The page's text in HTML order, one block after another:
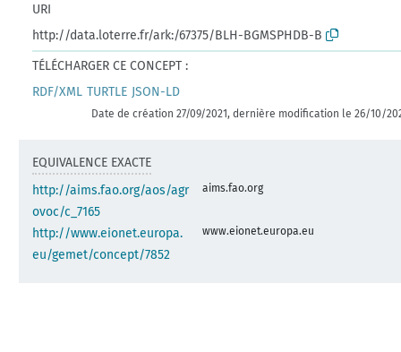
URI
http://data.loterre.fr/ark:/67375/BLH-BGMSPHDB-B
TÉLÉCHARGER CE CONCEPT :
RDF/XML TURTLE JSON-LD
Date de création 27/09/2021, dernière modification le 26/10/
EQUIVALENCE EXACTE
http://aims.fao.org/aos/agr
ovoc/c_7165
aims.fao.org
http://www.eionet.europa.
eu/gemet/concept/7852
www.eionet.europa.eu